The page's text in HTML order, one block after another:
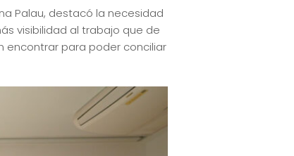
Palau, destacó la necesidad
visibilidad al trabajo que de
encontrar para poder conciliar